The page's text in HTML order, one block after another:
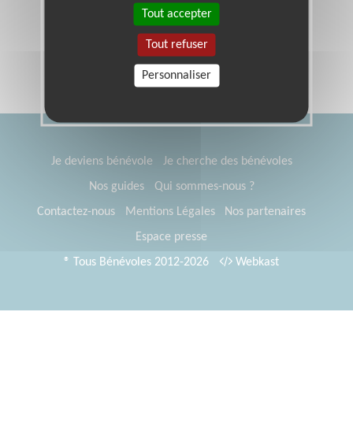
Je deviens bénévole
Je cherche des bénévoles
Nos guides
Qui sommes-nous ?
Contactez-nous
Mentions Légales
Nos partenaires
Espace presse
® Tous Bénévoles 2012-2026
Webkast
Tout accepter
Tout refuser
Personnaliser